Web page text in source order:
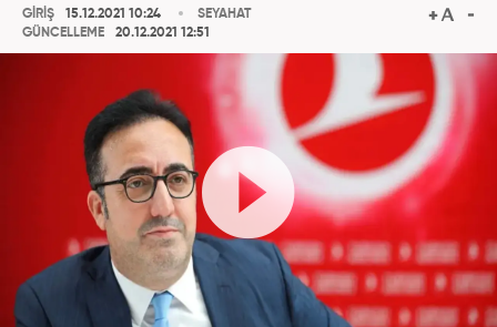
GİRİŞ
15.12.2021 10:24
GÜNCELLEME
20.12.2021 12:51
SEYAHAT